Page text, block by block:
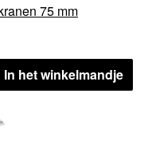
75 mm
In het winkelmandje